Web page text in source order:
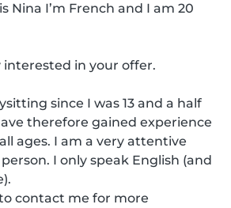
Nina I’m French and I am 20
in your offer.
since I was 13 and a half
therefore gained experience
ages. I am a very attentive
I only speak English (and
contact me for more